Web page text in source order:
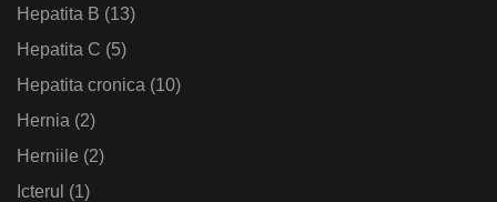
Hepatita B (13)
Hepatita C (5)
Hepatita cronica (10)
Hernia (2)
Herniile (2)
Icterul (1)